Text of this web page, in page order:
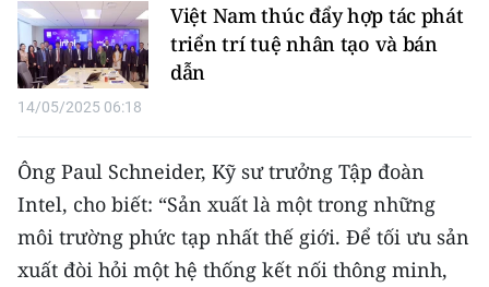
THỜI NAY
NHÂN DÂN CUỐI TUẦN
MUA BÁO
ĐỌC BÁO IN
Việt Nam thúc đẩy hợp tác phát
triển trí tuệ nhân tạo và bán
dẫn
14/05/2025 06:18
Ông Paul Schneider, Kỹ sư trưởng Tập đoàn
Intel, cho biết: “Sản xuất là một trong những
môi trường phức tạp nhất thế giới. Để tối ưu sản
xuất đòi hỏi một hệ thống kết nối thông minh,